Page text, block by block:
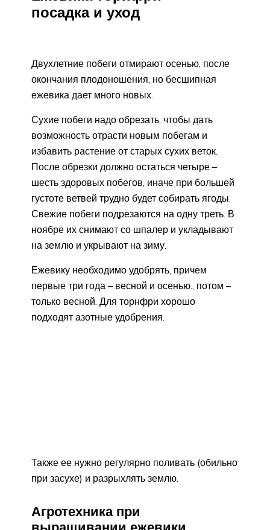
посадка и уход
Двухлетние побеги отмирают осенью, после
окончания плодоношения, но бесшипная
ежевика дает много новых.
Сухие побеги надо обрезать, чтобы дать
возможность отрасти новым побегам и
избавить растение от старых сухих веток.
После обрезки должно остаться четыре –
шесть здоровых побегов, иначе при большей
густоте ветвей трудно будет собирать ягоды.
Свежие побеги подрезаются на одну треть. В
ноябре их снимают со шпалер и укладывают
на землю и укрывают на зиму.
Ежевику необходимо удобрять, причем
первые три года – весной и осенью., потом –
только весной. Для торнфри хорошо
подходят азотные удобрения.
Также ее нужно регулярно поливать (обильно
при засухе) и разрыхлять землю.
Агротехника при